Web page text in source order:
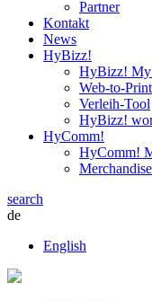
Partner
Kontakt
News
HyBizz!
HyBizz! My
Web-to-Print
Verleih-Tool
HyBizz!
HyComm!
HyComm!
search
de
English